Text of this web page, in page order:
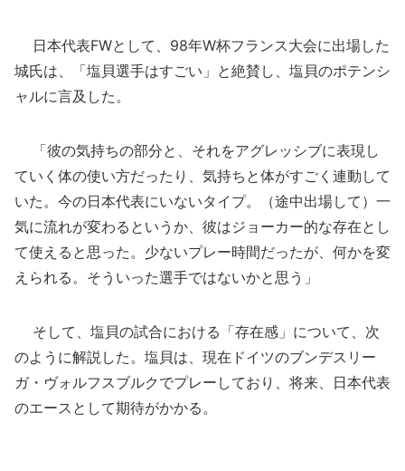
日本代表FWとして、98年W杯フランス大会に出場した
城氏は、「塩貝選手はすごい」と絶賛し、塩貝のポテンシ
ャルに言及した。
「彼の気持ちの部分と、それをアグレッシブに表現し
ていく体の使い方だったり、気持ちと体がすごく連動して
いた。今の日本代表にいないタイプ。（途中出場して）一
気に流れが変わるというか、彼はジョーカー的な存在とし
て使えると思った。少ないプレー時間だったが、何かを変
えられる。そういった選手ではないかと思う」
そして、塩貝の試合における「存在感」について、次
のように解説した。塩貝は、現在ドイツのブンデスリー
ガ・ヴォルフスブルクでプレーしており、将来、日本代表
のエースとして期待がかかる。